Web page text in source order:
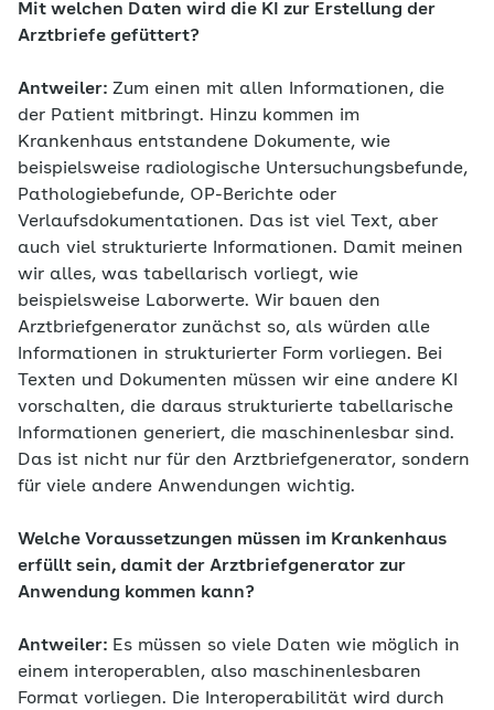
Mit welchen Daten wird die KI zur Erstellung der
Arztbriefe gefüttert?
Antweiler: Zum einen mit allen Informationen, die
der Patient mitbringt. Hinzu kommen im
Krankenhaus entstandene Dokumente, wie
beispielsweise radiologische Untersuchungsbefunde,
Pathologiebefunde, OP-Berichte oder
Verlaufsdokumentationen. Das ist viel Text, aber
auch viel strukturierte Informationen. Damit meinen
wir alles, was tabellarisch vorliegt, wie
beispielsweise Laborwerte. Wir bauen den
Arztbriefgenerator zunächst so, als würden alle
Informationen in strukturierter Form vorliegen. Bei
Texten und Dokumenten müssen wir eine andere KI
vorschalten, die daraus strukturierte tabellarische
Informationen generiert, die maschinenlesbar sind.
Das ist nicht nur für den Arztbriefgenerator, sondern
für viele andere Anwendungen wichtig.
Welche Voraussetzungen müssen im Krankenhaus
erfüllt sein, damit der Arztbriefgenerator zur
Anwendung kommen kann?
Antweiler: Es müssen so viele Daten wie möglich in
einem interoperablen, also maschinenlesbaren
Format vorliegen. Die Interoperabilität wird durch